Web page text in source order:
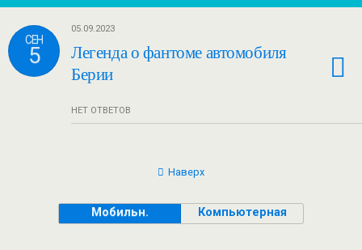
СЕН
5
05.09.2023
Легенда о фантоме автомобиля
Берии
НЕТ ОТВЕТОВ
Наверх
Мобильн. Компьютерная